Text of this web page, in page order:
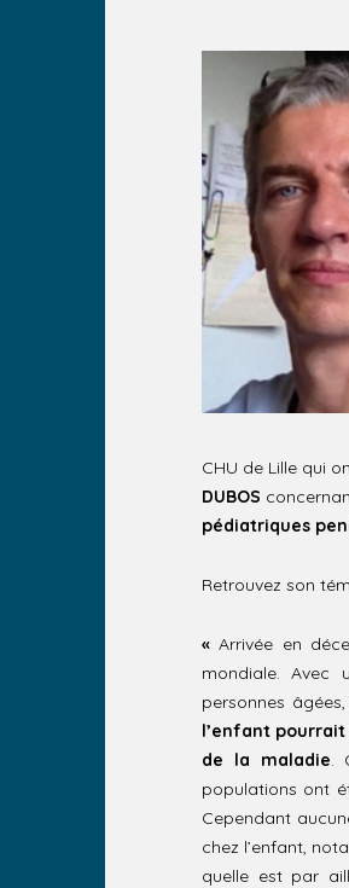
CHU de Lille qui
DUBOS
pédiatriques
Retrouvez son
«Arrivée en
mondiale. Avec
personnes
l’enfant
de la maladie.
populations ont
Cependant
chez l’enfant,
quelle est par